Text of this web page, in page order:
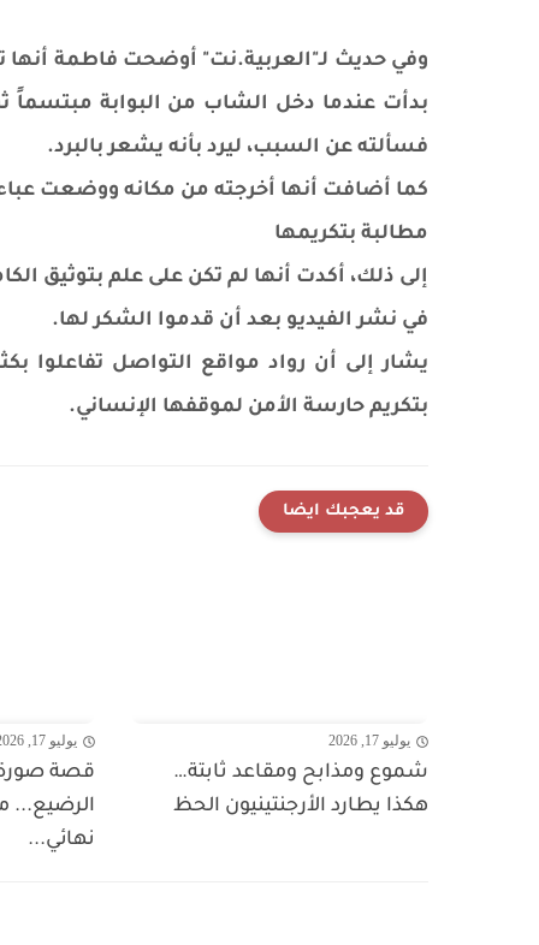
وفي حديث لـ"العربية.نت" أوضحت فاطمة أنها
فسألته عن السبب، ليرد بأنه يشعر بالبرد.
كما أضافت أنها أخرجته من مكانه ووضعت
مطالبة بتكريمها
إلى ذلك، أكدت أنها لم تكن على علم بتوثيق
في نشر الفيديو بعد أن قدموا الشكر لها.
يشار إلى أن رواد مواقع التواصل تفاعلوا
بتكريم حارسة الأمن لموقفها الإنساني.
قد يعجبك ايضا
يوليو 17, 2026
شموع ومذابح ومقاعد ثابتة…
هكذا يطارد الأرجنتينيون الحظ
يوليو 17, 2026
قصة
الرضيع...
نهائي...